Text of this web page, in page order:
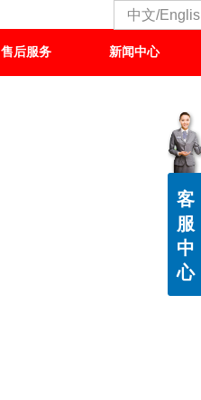
中文/
售后服务 新闻中心
客
服
中
心